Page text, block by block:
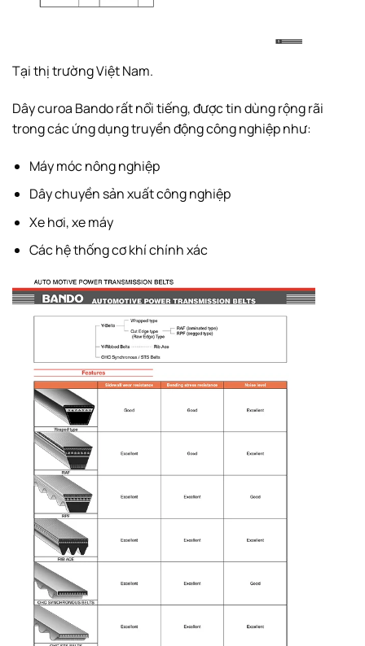
Tại thị trường Việt Nam.
Dây curoa Bando rất nổi tiếng, được tin dùng rộng rãi
trong các ứng dụng truyền động công nghiệp như:
Máy móc nông nghiệp
Dây chuyền sản xuất công nghiệp
Xe hơi, xe máy
Các hệ thống cơ khí chính xác